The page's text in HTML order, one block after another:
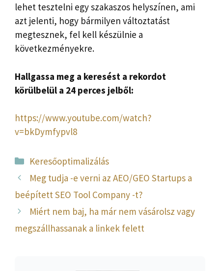
lehet tesztelni egy szakaszos helyszínen, ami
azt jelenti, hogy bármilyen változtatást
megtesznek, fel kell készülnie a
következményekre.
Hallgassa meg a keresést a rekordot
körülbelül a 24 perces jelből:
https://www.youtube.com/watch?
v=bkDymfypvl8
Kategória
Keresőoptimalizálás
Meg tudja -e verni az AEO/GEO Startups a
beépített SEO Tool Company -t?
Miért nem baj, ha már nem vásárolsz vagy
megszállhassanak a linkek felett